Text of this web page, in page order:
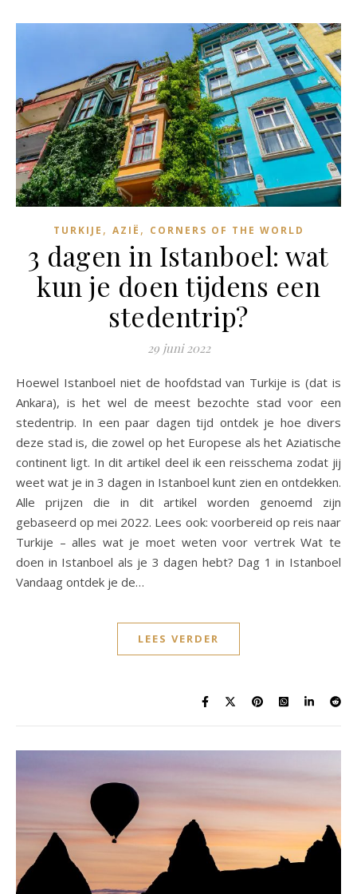
TURKIJE , AZIË , CORNERS OF THE WORLD
3 dagen in Istanboel: wat
kun je doen tijdens een
stedentrip?
29 juni 2022
Hoewel Istanboel niet de hoofdstad van Turkije is (dat is
Ankara), is het wel de meest bezochte stad voor een
stedentrip. In een paar dagen tijd ontdek je hoe divers
deze stad is, die zowel op het Europese als het Aziatische
continent ligt. In dit artikel deel ik een reisschema zodat jij
weet wat je in 3 dagen in Istanboel kunt zien en ontdekken.
Alle prijzen die in dit artikel worden genoemd zijn
gebaseerd op mei 2022. Lees ook: voorbereid op reis naar
Turkije – alles wat je moet weten voor vertrek Wat te
doen in Istanboel als je 3 dagen hebt? Dag 1 in Istanboel
Vandaag ontdek je de…
LEES VERDER